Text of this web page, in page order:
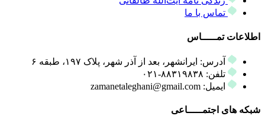
تماس با ما
اطلاعات تمـــــاس
آدرس: ایرانشهر، بعد از آذر شهر، پلاک ۱۹۷، طبقه ۶
تلفن: ۸۸۳۱۹۸۳۸-۰۲۱
ایمیل: zamanetaleghani@gmail.com
شبکه های اجتمـــــاعی